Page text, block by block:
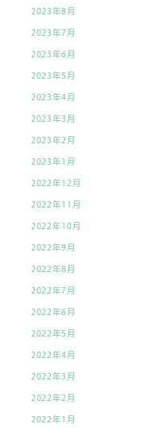
2023年8月
2023年7月
2023年6月
2023年5月
2023年4月
2023年3月
2023年2月
2023年1月
2022年12月
2022年11月
2022年10月
2022年9月
2022年8月
2022年7月
2022年6月
2022年5月
2022年4月
2022年3月
2022年2月
2022年1月